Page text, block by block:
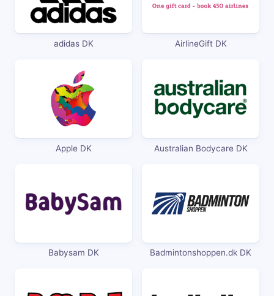
adidas DK AirlineGift DK
Apple DK Australian Bodycare DK
Babysam DK Badmintonshoppen.dk DK